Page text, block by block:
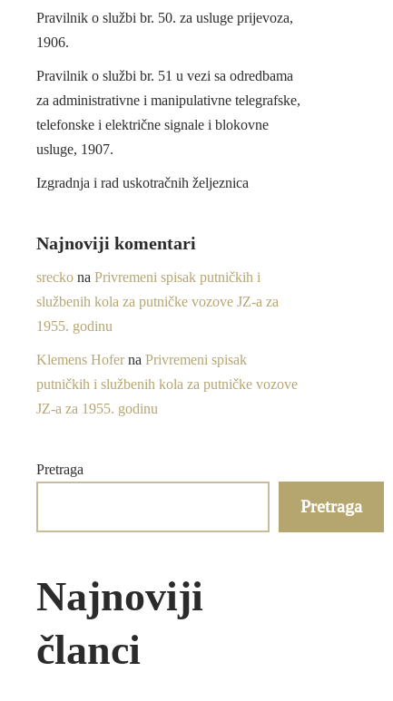
Pravilnik o službi br. 50. za usluge prijevoza,
1906.
Pravilnik o službi br. 51 u vezi sa odredbama
za administrativne i manipulativne telegrafske,
telefonske i električne signale i blokovne
usluge, 1907.
Izgradnja i rad uskotračnih željeznica
Najnoviji komentari
srecko na Privremeni spisak putničkih i
službenih kola za putničke vozove JZ-a za
1955. godinu
Klemens Hoferna Privremeni spisak
putničkih i službenih kola za putničke vozove
JZ-a za 1955. godinu
Pretraga
Pretraga
Najnoviji
članci